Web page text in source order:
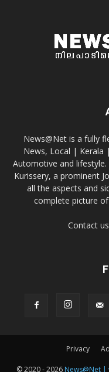
News@Net is a fully
News, Local |
Automotive and
Kurissery, a prominent
all the aspects and
complete picture
Contact
Privacy
© 2020 - 2026 News@Net |